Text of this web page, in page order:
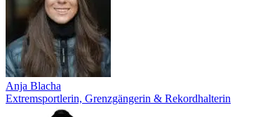
Anja Blacha
Extremsportlerin, Grenzgängerin & Rekordhalterin